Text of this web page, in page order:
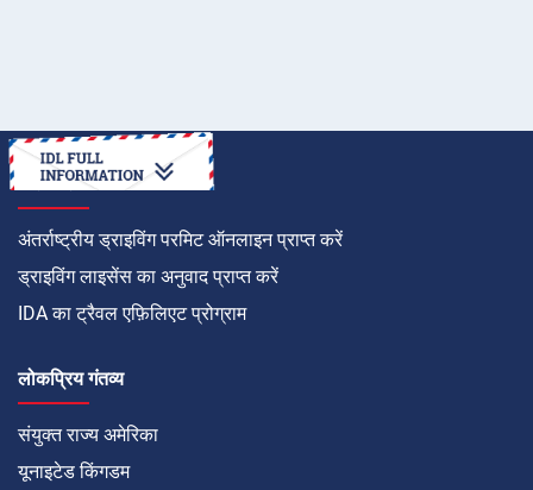
कैसे करें
अंतर्राष्ट्रीय ड्राइविंग परमिट ऑनलाइन प्राप्त करें
ड्राइविंग लाइसेंस का अनुवाद प्राप्त करें
IDA का ट्रैवल एफ़िलिएट प्रोग्राम
लोकप्रिय गंतव्य
संयुक्त राज्य अमेरिका
यूनाइटेड किंगडम